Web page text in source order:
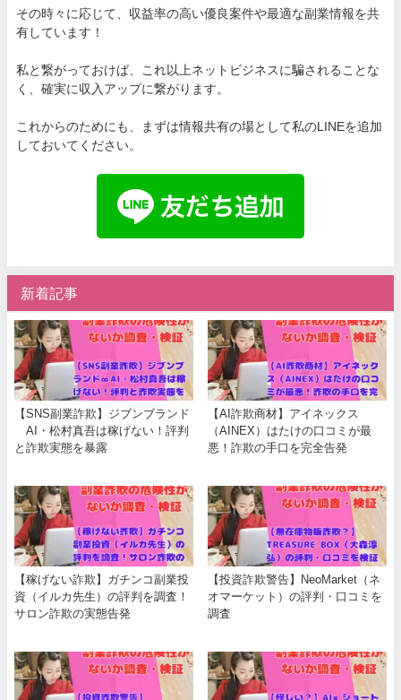
その時々に応じて、収益率の高い優良案件や最適な副業情報を共
有しています！
私と繋がっておけば、これ以上ネットビジネスに騙されることな
く、確実に収入アップに繋がります。
これからのためにも、まずは情報共有の場として私のLINEを追加
しておいてください。
新着記事
【SNS副業詐欺】ジブンブランド
∞AI・松村真吾は稼げない！評判
と詐欺実態を暴露
【AI詐欺商材】アイネックス
（AINEX）はたけの口コミが最
悪！詐欺の手口を完全告発
【稼げない詐欺】ガチンコ副業投
資（イルカ先生）の評判を調査！
サロン詐欺の実態告発
【投資詐欺警告】NeoMarket（ネ
オマーケット）の評判・口コミを
調査